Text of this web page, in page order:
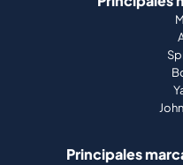
Principales